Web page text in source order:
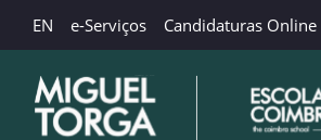
EN e-Serviços Candidaturas Online